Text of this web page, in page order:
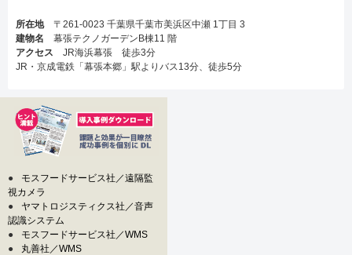
所在地〒261-0023 千葉県千葉市美浜区中瀬 1丁目 3
建物名 幕張テクノガーデンB棟11 階
アクセス JR海浜幕張 徒歩3分
JR・京成電鉄「幕張本郷」駅よりバス13分、徒歩5分
●
モスフードサービス社／遠隔監
視カメラ
●
ヤマトロジスティクス社／音声
認識システム
●
モスフードサービス社／WMS
●
丸善社／WMS